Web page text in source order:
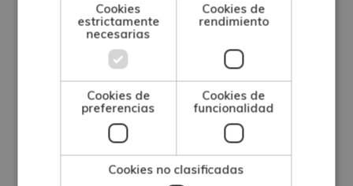
Cookies
estrictamente
necesarias
Cookies de
rendimiento
Cookies de
preferencias
Cookies de
funcionalidad
Cookies no clasificadas